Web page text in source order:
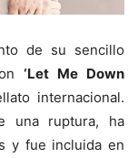
de su sencillo
‘Let Me Down
internacional.
una ruptura, ha
y fue incluida en